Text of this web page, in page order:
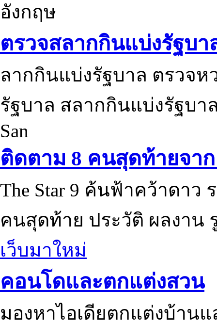
อังกฤษ
ตรวจสลากกินแบ่งรัฐบา
ลากกินแบ่งรัฐบาล ตรวจ
รัฐบาล สลากกินแบ่งรัฐบา
San
ติดตาม 8 คนสุดท้ายจาก
The Star 9 ค้นฟ้าคว้าดาว
คนสุดท้าย ประวัติ ผลงาน
เว็บมาใหม่
คอนโดและตกแต่งสวน
มองหาไอเดียตกแต่งบ้าน